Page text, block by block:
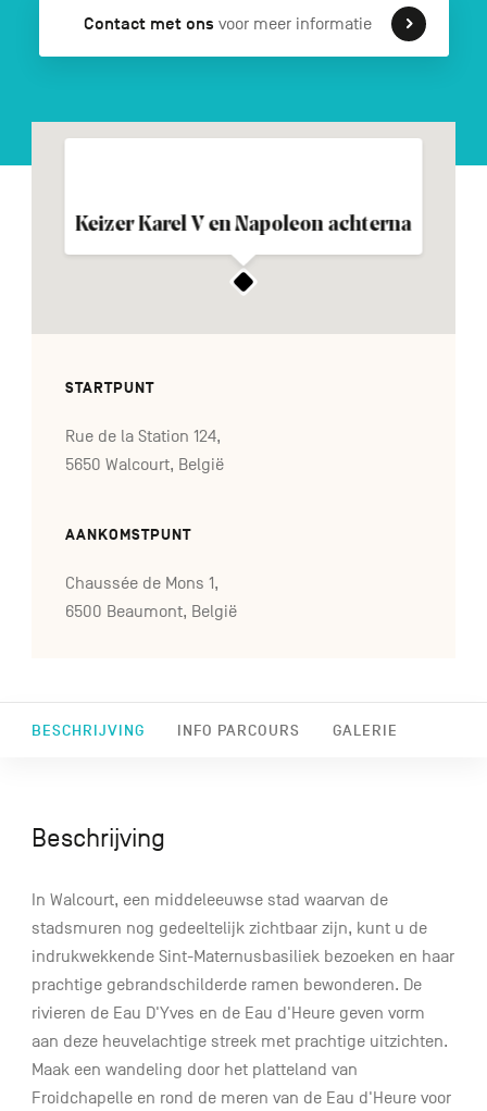
secondaire
Contact met ons voor meer informatie
BESCHRIJVING INFO PARCOURS GALERIE
Keizer Karel V en Napoleon achterna
STARTPUNT
Rue de la Station 124,
5650 Walcourt, België
AANKOMSTPUNT
Chaussée de Mons 1,
6500 Beaumont, België
Beschrijving
In Walcourt, een middeleeuwse stad waarvan de
stadsmuren nog gedeeltelijk zichtbaar zijn, kunt u de
indrukwekkende Sint-Maternusbasiliek bezoeken en haar
prachtige gebrandschilderde ramen bewonderen. De
rivieren de Eau D'Yves en de Eau d'Heure geven vorm
aan deze heuvelachtige streek met prachtige uitzichten.
Maak een wandeling door het platteland van
Froidchapelle en rond de meren van de Eau d'Heure voor